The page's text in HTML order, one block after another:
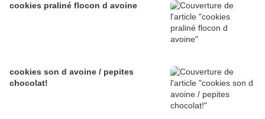
cookies praliné flocon d avoine
cookies son d avoine / pepites
chocolat!